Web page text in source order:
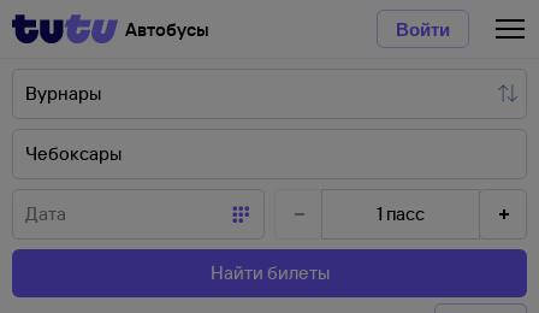
Автобусы Войти
1 пасс
Найти билеты